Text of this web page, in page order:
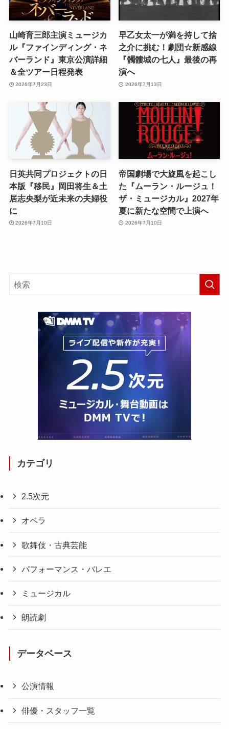
山崎育三郎主演ミュージカ
ル『ファインディング・ネ
バーランド』東京公演詳細
＆全ツアー日程発表
2026年7月23日
早乙女太一が満を持して捨
之介に挑む！劇団☆新感線
『髑髏城の七人』最後の再
演へ
2026年7月13日
日英共同プロジェクトの日
本版『移民』岡田将生＆土
居志央梨が近未来の夫婦役
に
2026年7月10日
帝国劇場で大旋風を起こし
た『ムーラン・ルージュ！
ザ・ミュージカル』2027年
夏に新たな空間で上演へ
2026年7月10日
カテゴリ
2.5次元
オペラ
歌舞伎・古典芸能
パフォーマンス・バレエ
ミュージカル
朗読劇
データベース
公演情報
俳優・スタッフ一覧